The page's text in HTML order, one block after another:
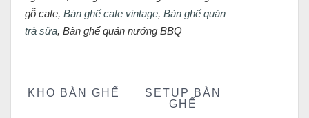
gỗ cafe, Bàn ghế cafe vintage, Bàn ghế quán
trà sữa, Bàn ghế quán nướng BBQ
KHO BÀN GHẾ
SETUP BÀN
GHẾ